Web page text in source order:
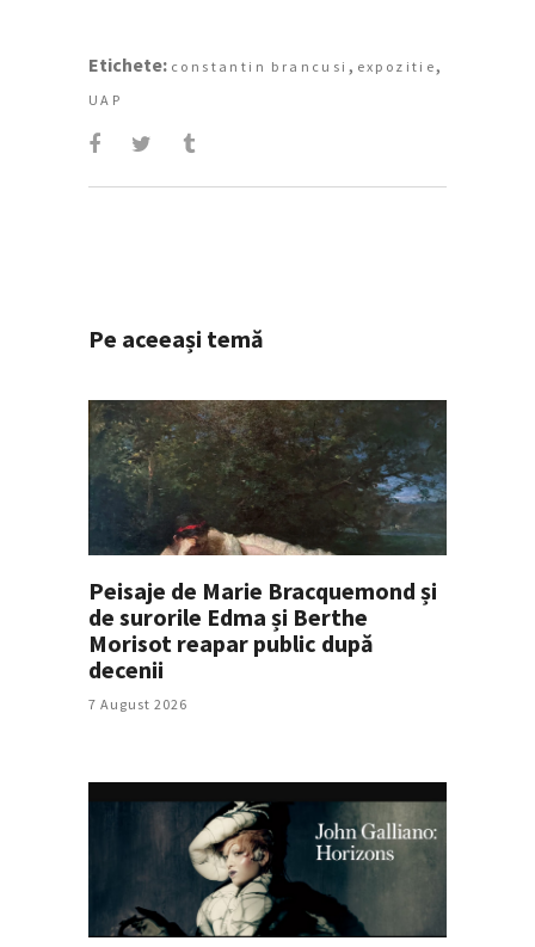
Etichete: constantin brancusi , expozitie ,
UAP
Pe aceeași temă
Peisaje de Marie Bracquemond și
de surorile Edma și Berthe
Morisot reapar public după
decenii
7 August 2026